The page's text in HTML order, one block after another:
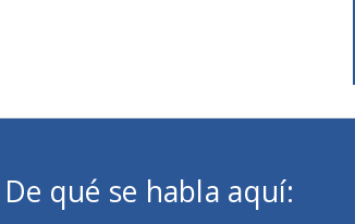
De qué se habla aquí: